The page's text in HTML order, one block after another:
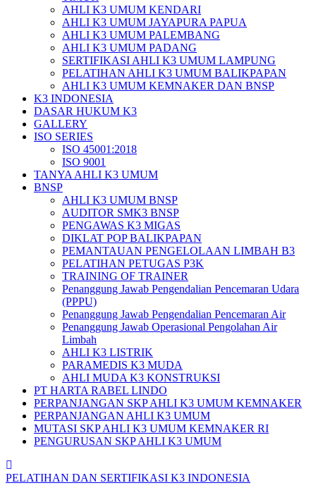
AHLI K3 UMUM KENDARI
AHLI K3 UMUM JAYAPURA PAPUA
AHLI K3 UMUM PALEMBANG
AHLI K3 UMUM PADANG
SERTIFIKASI AHLI K3 UMUM LAMPUNG
PELATIHAN AHLI K3 UMUM BALIKPAPAN
AHLI K3 UMUM KEMNAKER DAN BNSP
K3 INDONESIA
DASAR HUKUM K3
GALLERY
ISO SERIES
ISO 45001:2018
ISO 9001
TANYA AHLI K3 UMUM
BNSP
AHLI K3 UMUM BNSP
AUDITOR SMK3 BNSP
PENGAWAS K3 MIGAS
DIKLAT POP BALIKPAPAN
PEMANTAUAN PENGELOLAAN LIMBAH B3
PELATIHAN PETUGAS P3K
TRAINING OF TRAINER
Penanggung Jawab Pengendalian Pencemaran Udara
(PPPU)
Penanggung Jawab Pengendalian Pencemaran Air
Penanggung Jawab Operasional Pengolahan Air
Limbah
AHLI K3 LISTRIK
PARAMEDIS K3 MUDA
AHLI MUDA K3 KONSTRUKSI
PT HARTA RABEL LINDO
PERPANJANGAN SKP AHLI K3 UMUM KEMNAKER
PERPANJANGAN AHLI K3 UMUM
MUTASI SKP AHLI K3 UMUM KEMNAKER RI
PENGURUSAN SKP AHLI K3 UMUM
PELATIHAN DAN SERTIFIKASI K3 INDONESIA